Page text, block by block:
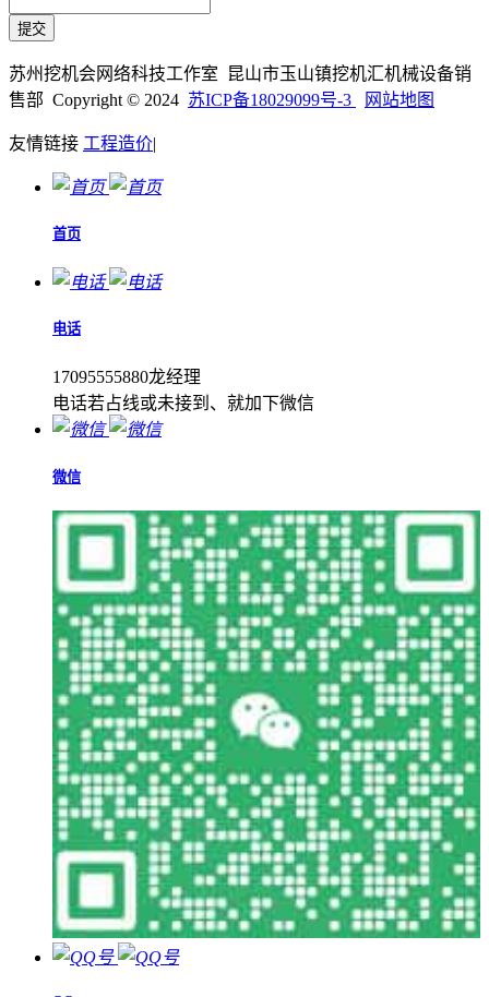
苏州挖机会网络科技工作室 昆山市玉山镇挖机汇机械设备销
售部 Copyright © 2024 苏ICP备18029099号-3 网站地图
友情链接 工程造价|
首页
电话
17095555880龙经理
电话若占线或未接到、就加下微信
微信